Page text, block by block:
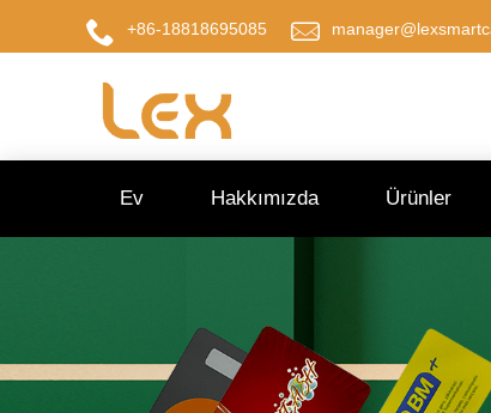
+86-18818695085
Ev Hakkımızda Ürünler